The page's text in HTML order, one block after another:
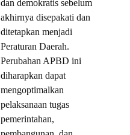
dan demokratis sebelum
akhirnya disepakati dan
ditetapkan menjadi
Peraturan Daerah.
Perubahan APBD ini
diharapkan dapat
mengoptimalkan
pelaksanaan tugas
pemerintahan,